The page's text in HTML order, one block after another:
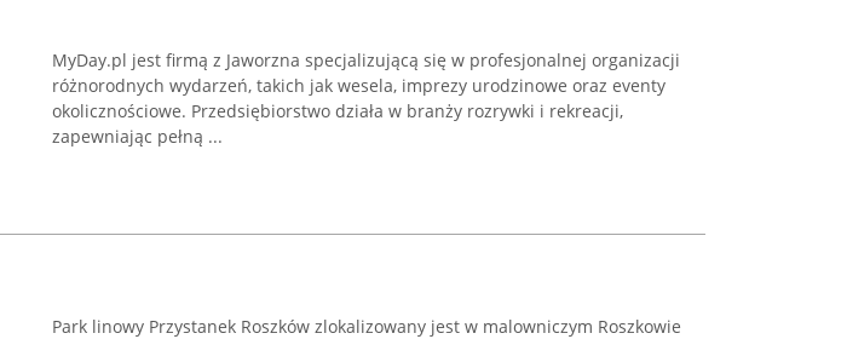
MyDay.pl jest firmą z Jaworzna specjalizującą się w profesjonalnej organizacji
różnorodnych wydarzeń, takich jak wesela, imprezy urodzinowe oraz eventy
okolicznościowe. Przedsiębiorstwo działa w branży rozrywki i rekreacji,
zapewniając pełną ...
Park linowy Przystanek Roszków zlokalizowany jest w malowniczym Roszkowie